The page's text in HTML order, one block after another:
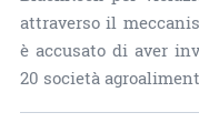
attraverso il
è accusato di aver
20 società